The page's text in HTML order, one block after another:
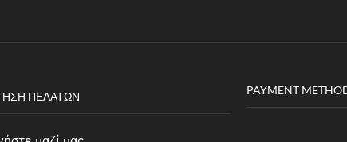
ΠΕΛΑΤΏΝ PAYMENT